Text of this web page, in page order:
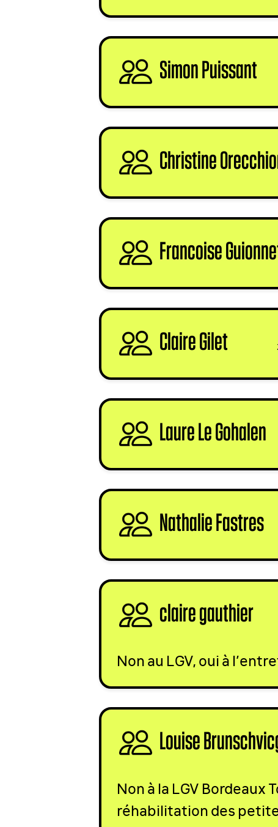
Simon Puissant
Christine
Francoise
Claire Gilet
Laure Le Gohalen
Nathalie Fastres
claire gauthier
Non au LGV, oui à
Louise
Non à la LGV Bordeaux
réhabilitation des